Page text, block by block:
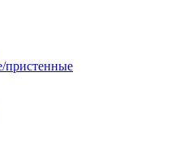
пристенные